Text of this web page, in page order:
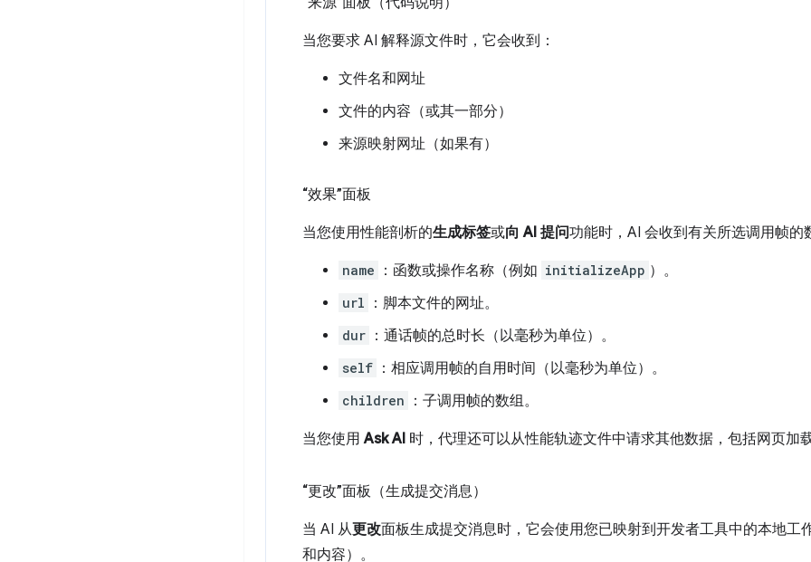
当您要求 AI 解释源文件时，它会收到：
文件名和网址
文件的内容（或其一部分）
来源映射网址（如果有）
“效果”面板
当您使用性能剖析的生成标签或向 AI 提问功能时，AI 会收到有关所选调用帧的
name ：函数或操作名称（例如 initializeApp ）。
url ：脚本文件的网址。
dur ：通话帧的总时长（以毫秒为单位）。
self ：相应调用帧的自用时间（以毫秒为单位）。
children ：子调用帧的数组。
当您使用Ask AI 时，代理还可以从性能轨迹文件中请求其他数据，包括网页加
“更改”面板（生成提交消息）
当 AI 从更改面板生成提交消息时，它会使用您已映射到开发者工具中的本地工
和内容）。